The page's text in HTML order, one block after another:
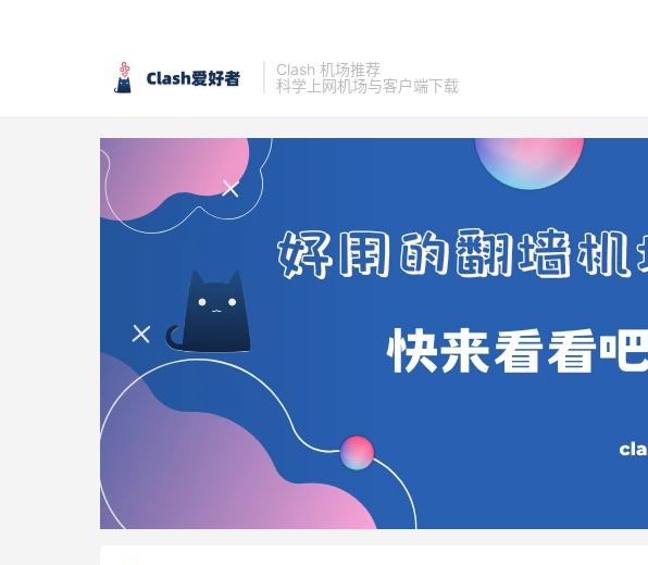
Clash 机场推荐
科学上网机场与客户端下载